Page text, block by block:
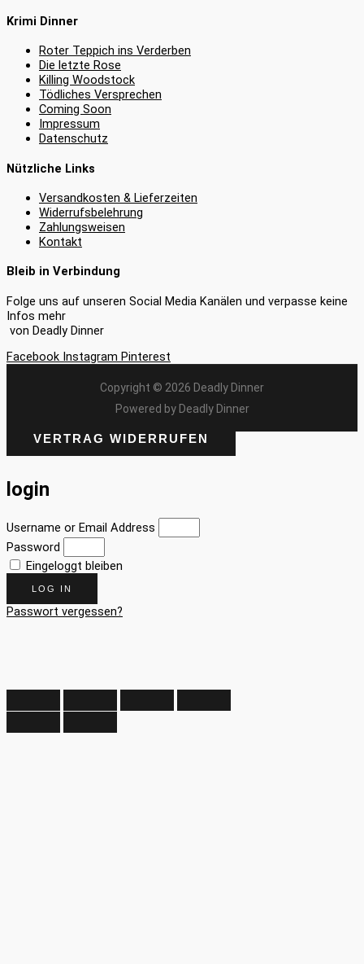
Krimi Dinner
Roter Teppich ins Verderben
Die letzte Rose
Killing Woodstock
Tödliches Versprechen
Coming Soon
Impressum
Datenschutz
Nützliche Links
Versandkosten & Lieferzeiten
Widerrufsbelehrung
Zahlungsweisen
Kontakt
Bleib in Verbindung
Folge uns auf unseren Social Media Kanälen und verpasse keine
Infos mehr
von Deadly Dinner
Facebook Instagram Pinterest
Copyright © 2026 Deadly Dinner
Powered by Deadly Dinner
VERTRAG WIDERRUFEN
login
Username or Email Address
Password
Eingeloggt bleiben
LOG IN
Passwort vergessen?